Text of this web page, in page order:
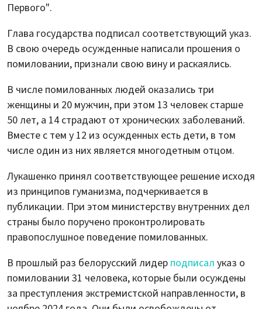
Первого".
Глава государства подписал соответствующий указ.
В свою очередь осужденные написали прошения о
помиловании, признали свою вину и раскаялись.
В числе помилованных людей оказались три
женщины и 20 мужчин, при этом 13 человек старше
50 лет, а 14 страдают от хронических заболеваний.
Вместе с тем у 12 из осужденных есть дети, в том
числе один из них является многодетным отцом.
Лукашенко принял соответствующее решение исходя
из принципов гуманизма, подчеркивается в
публикации. При этом министерству внутренних дел
страны было поручено проконтролировать
правопослушное поведение помилованных.
В прошлый раз белорусский лидер подписал указ о
помиловании 31 человека, которые были осуждены
за преступления экстремистской направленности, в